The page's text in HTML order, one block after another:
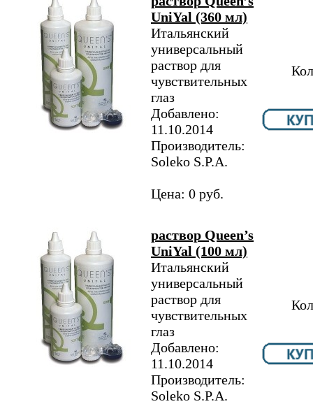
UniYal (360 мл)
Итальянский
универсальный
раствор для
чувствительных
глаз
Добавлено:
11.10.2014
Производитель:
Soleko S.P.A.
Цена: 0 руб.
раствор Queen’s
UniYal (100 мл)
Итальянский
универсальный
раствор для
чувствительных
глаз
Добавлено:
11.10.2014
Производитель:
Soleko S.P.A.